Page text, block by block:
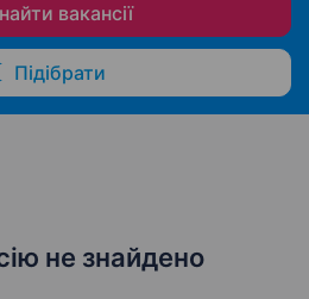
вакансії
Підібрати
не знайдено